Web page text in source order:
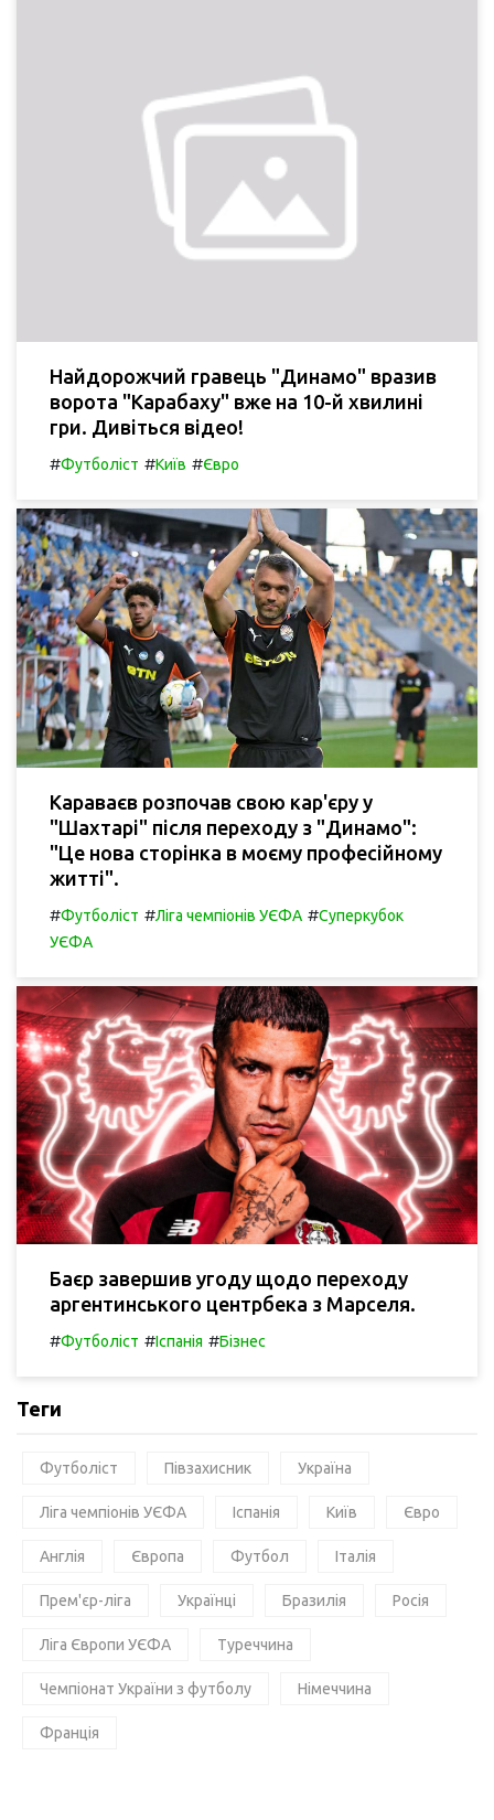
Найдорожчий гравець "Динамо" вразив
ворота "Карабаху" вже на 10-й хвилині
гри. Дивіться відео!
#Футболіст #Київ #Євро
Караваєв розпочав свою кар'єру у
"Шахтарі" після переходу з "Динамо":
"Це нова сторінка в моєму професійному
житті".
#Футболіст #Ліга чемпіонів УЄФА #Суперкубок
УЄФА
Баєр завершив угоду щодо переходу
аргентинського центрбека з Марселя.
#Футболіст #Іспанія #Бізнес
Теги
Футболіст Півзахисник Україна
Ліга чемпіонів УЄФА Іспанія Київ Євро
Англія Європа Футбол Італія
Прем'єр-ліга Українці Бразилія Росія
Ліга Європи УЄФА Туреччина
Чемпіонат України з футболу Німеччина
Франція